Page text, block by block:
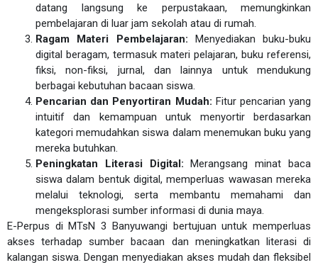
datang langsung ke perpustakaan, memungkinkan
pembelajaran di luar jam sekolah atau di rumah.
Ragam Materi Pembelajaran: Menyediakan buku-buku
digital beragam, termasuk materi pelajaran, buku referensi,
fiksi, non-fiksi, jurnal, dan lainnya untuk mendukung
berbagai kebutuhan bacaan siswa.
Pencarian dan Penyortiran Mudah: Fitur pencarian yang
intuitif dan kemampuan untuk menyortir berdasarkan
kategori memudahkan siswa dalam menemukan buku yang
mereka butuhkan.
Peningkatan Literasi Digital: Merangsang minat baca
siswa dalam bentuk digital, memperluas wawasan mereka
melalui teknologi, serta membantu memahami dan
mengeksplorasi sumber informasi di dunia maya.
E-Perpus di MTsN 3 Banyuwangi bertujuan untuk memperluas
akses terhadap sumber bacaan dan meningkatkan literasi di
kalangan siswa. Dengan menyediakan akses mudah dan fleksibel